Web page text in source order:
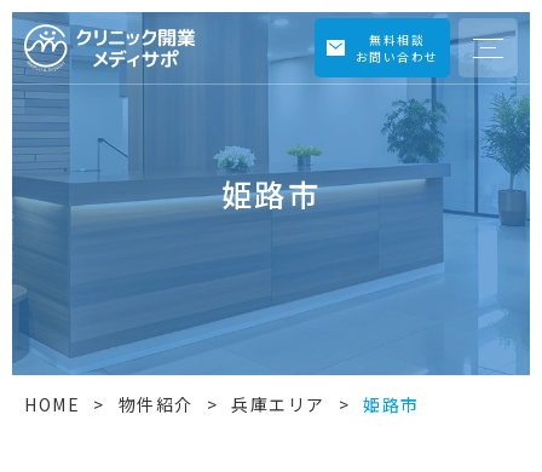
無料相談
お問い合わせ
姫路市
HOME > 物件紹介 > 兵庫エリア > 姫路市